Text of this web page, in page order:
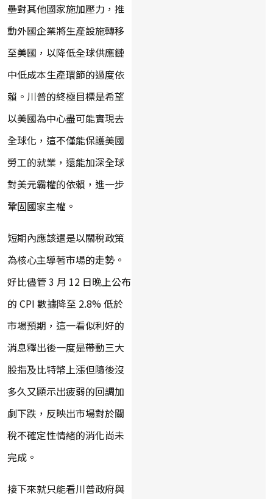
壘對其他國家施加壓力，推
動外國企業將生產設施轉移
至美國，以降低全球供應鏈
中低成本生產環節的過度依
賴。川普的終極目標是希望
以美國為中心盡可能實現去
全球化，這不僅能保護美國
勞工的就業，還能加深全球
對美元霸權的依賴，進一步
鞏固國家主權。
短期內應該還是以關稅政策
為核心主導著市場的走勢。
好比儘管 3 月 12 日晚上公布
的 CPI 數據降至 2.8% 低於
市場預期，這一看似利好的
消息釋出後一度是帶動三大
股指及比特幣上漲但隨後沒
多久又顯示出疲弱的回調加
劇下跌，反映出市場對於關
稅不確定性情緒的消化尚未
完成。
接下來就只能看川普政府與